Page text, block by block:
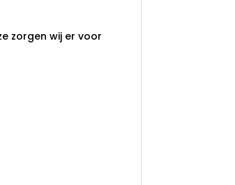
zorgen wij er voor